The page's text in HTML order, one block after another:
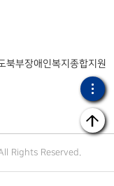
북부장애인복지종합지원
Rights Reserved.